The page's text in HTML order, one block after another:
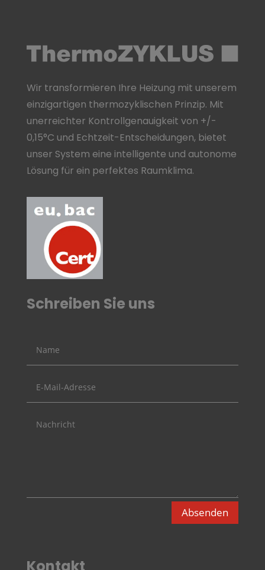
Wir transformieren Ihre Heizung mit unserem
einzigartigen thermozyklischen Prinzip. Mit
unerreichter Kontrollgenauigkeit von +/-
0,15°C und Echtzeit-Entscheidungen, bietet
unser System eine intelligente und autonome
Lösung für ein perfektes Raumklima.
Schreiben Sie uns
Absenden